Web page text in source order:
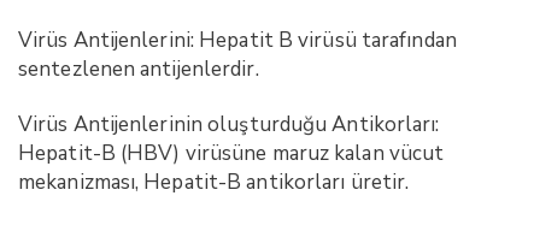
Virüs Antijenlerini: Hepatit B virüsü tarafından
sentezlenen antijenlerdir.
Virüs Antijenlerinin oluşturduğu Antikorları:
Hepatit-B (HBV) virüsüne maruz kalan vücut
mekanizması, Hepatit-B antikorları üretir.